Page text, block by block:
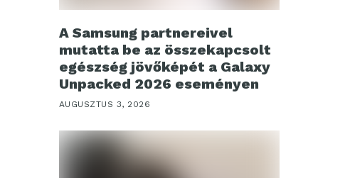
A Samsung partnereivel
mutatta be az összekapcsolt
egészség jövőképét a Galaxy
Unpacked 2026 eseményen
AUGUSZTUS 3, 2026